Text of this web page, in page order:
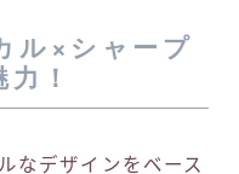
ル×シャープ
！
なデザインをベース